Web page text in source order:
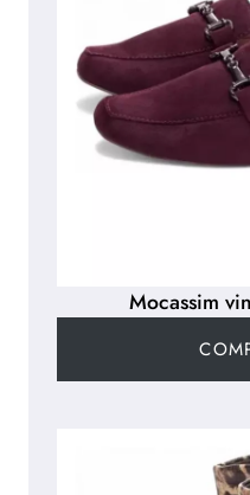
Mocassim